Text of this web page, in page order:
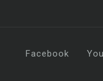
Facebook